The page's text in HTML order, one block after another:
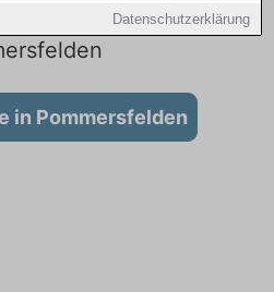
Datenschutzerklärung
Stellenangebote für
in Pommersfelden